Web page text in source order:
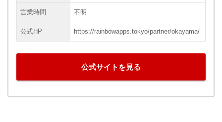
営業時間 不明
公式HP https://rainbowapps.tokyo/partner/okayama/
公式サイトを見る